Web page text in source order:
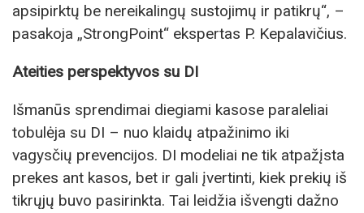
apsipirktų be nereikalingų sustojimų ir patikrų“, –
pasakoja „StrongPoint“ ekspertas P. Kepalavičius.
Ateities perspektyvos su DI
Išmanūs sprendimai diegiami kasose paraleliai
tobulėja su DI – nuo klaidų atpažinimo iki
vagysčių prevencijos. DI modeliai ne tik atpažįsta
prekes ant kasos, bet ir gali įvertinti, kiek prekių iš
tikrųjų buvo pasirinkta. Tai leidžia išvengti dažno